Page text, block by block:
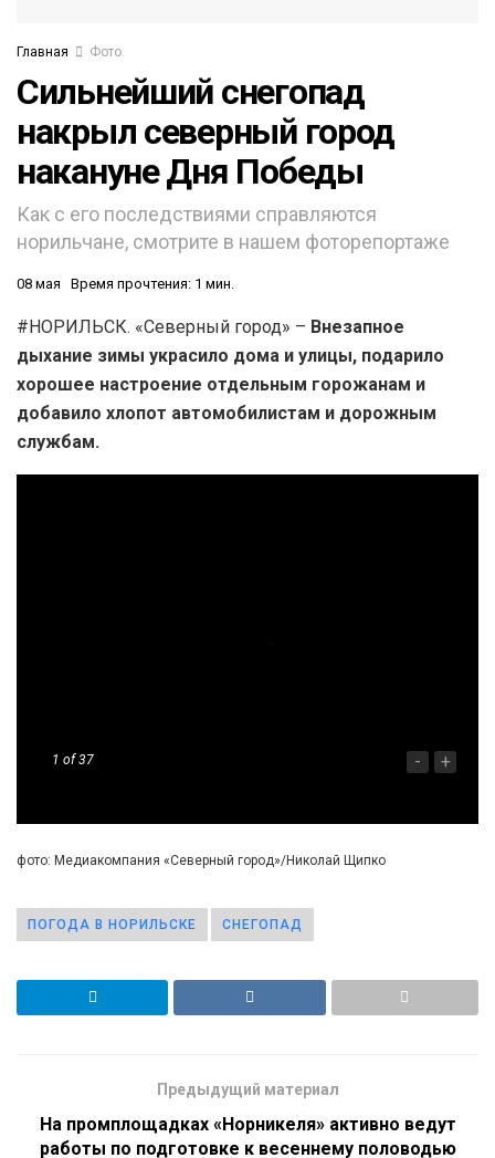
Главная Фото
Сильнейший снегопад
накрыл северный город
накануне Дня Победы
Как с его последствиями справляются
норильчане, смотрите в нашем фоторепортаже
08 мая Время прочтения: 1 мин.
#НОРИЛЬСК. «Северный город» – Внезапное
дыхание зимы украсило дома и улицы, подарило
хорошее настроение отдельным горожанам и
добавило хлопот автомобилистам и дорожным
службам.
1 of 37 - +
фото: Медиакомпания «Северный город»/Николай Щипко
ПОГОДА В НОРИЛЬСКЕ СНЕГОПАД
Предыдущий материал
На промплощадках «Норникеля» активно ведут
работы по подготовке к весеннему половодью